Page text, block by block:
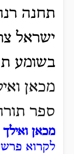
תחנה
ישראל
בשומע
מכאן
ספר
מכאן ואילך
לקרוא